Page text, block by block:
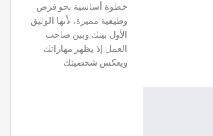
خطوة أساسية نحو فرص
وظيفية مميزة، لأنها الوثيق
الأول بينك وبين صاحب
العمل إذ يظهر مهاراتك
ويعكس شخصيتك